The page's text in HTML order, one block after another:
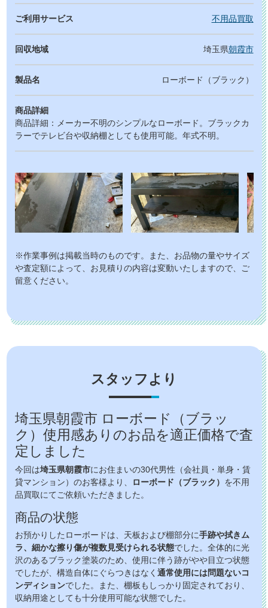
ご利用サービス 不用品買取
回収地域 埼玉県朝霞市
製品名 ローボード（ブラック）
商品詳細
商品詳細：メーカー不明のシンプルなローボード。ブラックカ
ラーでテレビ台や収納棚としても使用可能。年式不明。
※作業事例は掲載当時のものです。また、お品物の量やサイズ
や査定額によって、お見積りの内容は変動いたしますので、ご
留意ください。
スタッフより
埼玉県朝霞市 ローボード（ブラッ
ク）使用感ありのお品を適正価格で査
定しました
今回は埼玉県朝霞市にお住まいの30代男性（会社員・単身・賃
貸マンション）のお客様より、
ローボード（ブラック） を不用
品買取にてご依頼いただきました。
商品の状態
お預かりしたローボードは、天板および棚部分に手跡や拭きム
ラ、細かな擦り傷が複数見受けられる状態でした。全体的に光
沢のあるブラック塗装のため、使用に伴う跡がやや目立つ状態
でしたが、構造自体にぐらつきはなく 通常使用には問題ないコ
ンディションでした。また、棚板もしっかり固定されており、
収納用途としても十分使用可能な状態でした。